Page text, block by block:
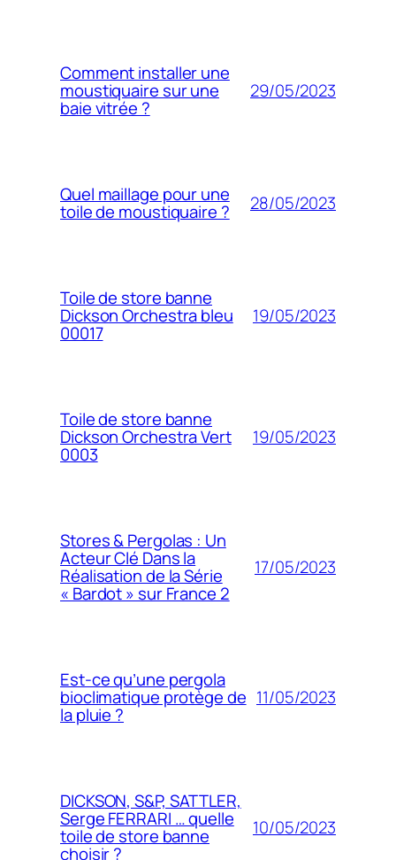
Comment installer une
moustiquaire sur une
baie vitrée ?
29/05/2023
Quel maillage pour une
toile de moustiquaire ? 28/05/2023
Toile de store banne
Dickson Orchestra bleu
00017
19/05/2023
Toile de store banne
Dickson Orchestra Vert
0003
19/05/2023
Stores & Pergolas : Un
Acteur Clé Dans la
Réalisation de la Série
« Bardot » sur France 2
17/05/2023
Est-ce qu’une pergola
bioclimatique protège de
la pluie ?
11/05/2023
DICKSON, S&P, SATTLER,
Serge FERRARI … quelle
toile de store banne
choisir ?
10/05/2023